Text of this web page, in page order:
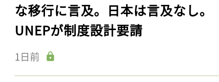
な移行に言及。日本は言及なし。
UNEPが制度設計要請
1日前